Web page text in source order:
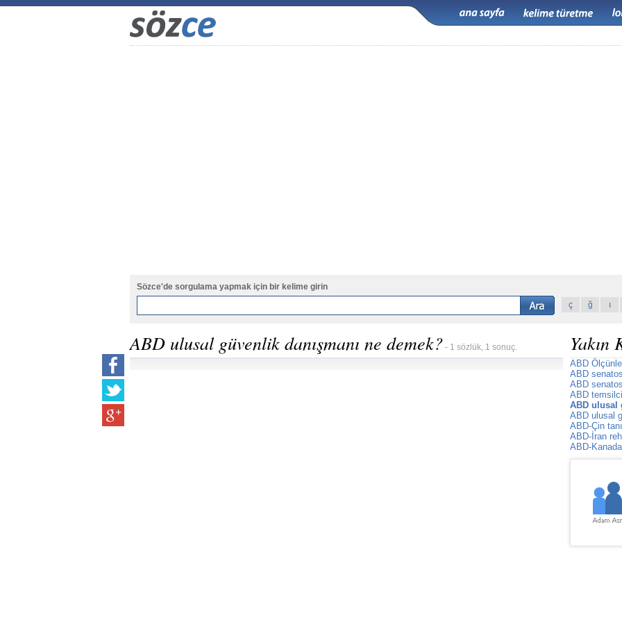
Sözce'de sorgulama yapmak için bir kelime girin
ç
ğ ı
ABD ulusal güvenlik danışmanı ne demek? - 1 sözlük, 1 sonuç. Yakın
ABD
ABD
ABD
ABD
ABD ulusal
ABD ulusal
ABD-Çin
ABD-İran
ABD-